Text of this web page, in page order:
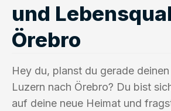
und
Örebro
Hey du, planst du gerade
Luzern nach Örebro? Du bist
auf deine neue Heimat und